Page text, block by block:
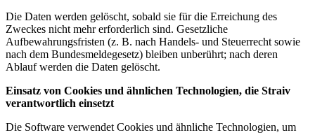
Die Daten werden gelöscht, sobald sie für die Erreichung des
Zweckes nicht mehr erforderlich sind. Gesetzliche
Aufbewahrungsfristen (z. B. nach Handels- und Steuerrecht sowie
nach dem Bundesmeldegesetz) bleiben unberührt; nach deren
Ablauf werden die Daten gelöscht.
Einsatz von Cookies und ähnlichen Technologien, die Straiv
verantwortlich einsetzt
Die Software verwendet Cookies und ähnliche Technologien, um